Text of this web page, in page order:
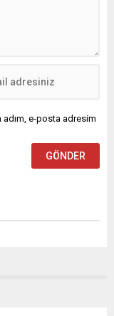
adım, e-posta adresim